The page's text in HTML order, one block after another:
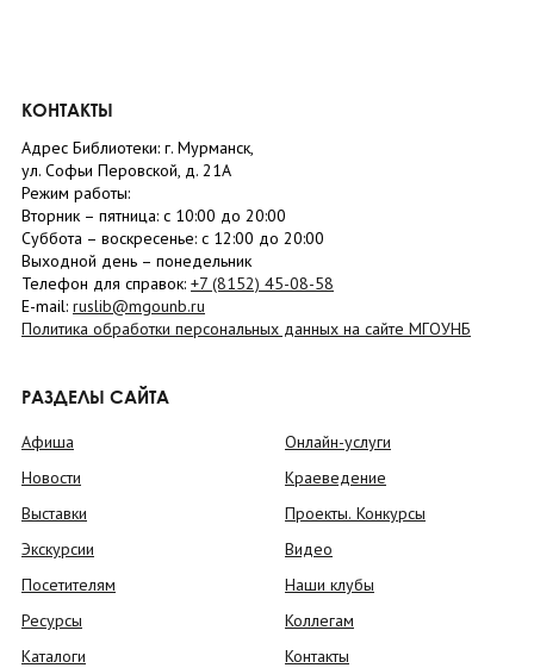
КОНТАКТЫ
Адрес Библиотеки: г. Мурманск,
ул. Софьи Перовской, д. 21А
Режим работы:
Вторник – пятница: с 10:00 до 20:00
Суббота – воскресенье: c 12:00 до 20:00
Выходной день – понедельник
Телефон для справок: +7 (8152) 45-08-58
E-mail: ruslib@mgounb.ru
Политика обработки персональных данных на сайте МГОУНБ
РАЗДЕЛЫ САЙТА
Афиша
Новости
Выставки
Экскурсии
Посетителям
Ресурсы
Каталоги
Онлайн-услуги
Краеведение
Проекты. Конкурсы
Видео
Наши клубы
Коллегам
Контакты